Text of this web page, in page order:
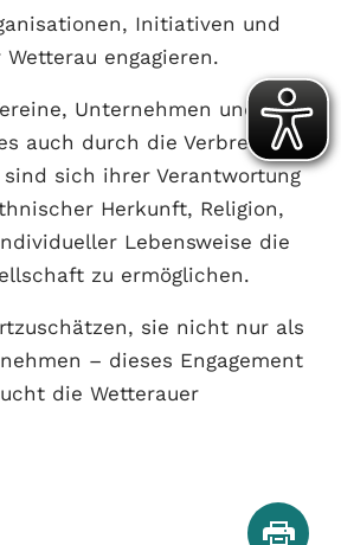
Initiativen und
engagieren.
Unternehmen und
auch durch die Verbreitung
sich ihrer Verantwortung
Herkunft, Religion,
Lebensweise die
zu ermöglichen.
sie nicht nur als
– dieses Engagement
die Wetterauer